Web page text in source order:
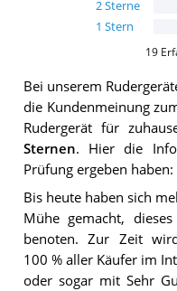
2Sterne
1 Stern
19
Bei unserem
die Kundenmeinung
Rudergerät für
Sternen. Hier die
Prüfung ergeben haben:
Bis heute haben sich
Mühe gemacht,
benoten. Zur Zeit
100 % aller Käufer im
oder sogar mit Sehr